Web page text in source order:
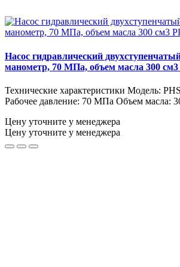
Насос гидравлический
манометр, 70 МПа, объем масла 300 см3
Технические характеристики Модель:
Рабочее давление: 70 МПа Объем масла:
Цену уточните у менеджера
Цену уточните у менеджера